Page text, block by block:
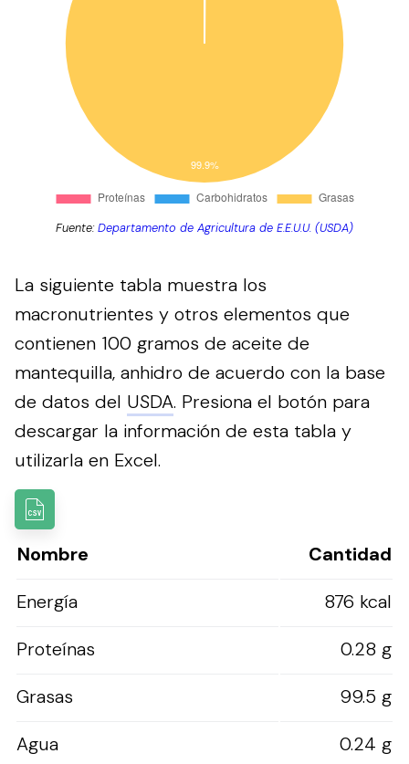
Fuente:Departamento de Agricultura de E.E.U.U. (USDA)
La siguiente tabla muestra los
macronutrientes y otros elementos que
contienen 100 gramos de aceite de
mantequilla, anhidro de acuerdo con la base
de datos del USDA. Presiona el botón para
descargar la información de esta tabla y
utilizarla en Excel.
Nombre
Cantidad
Energía
876 kcal
Proteínas
0.28 g
Grasas
99.5 g
Agua
0.24 g